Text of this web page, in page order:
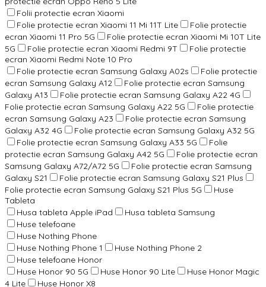
Folii protectie ecran Xiaomi
Folie protectie ecran Xiaomi 11 Mi 11T Lite
Folie protectie
ecran Xiaomi 11 Pro 5G
Folie protectie ecran Xiaomi Mi 10T Lite
5G
Folie protectie ecran Xiaomi Redmi 9T
Folie protectie
ecran Xiaomi Redmi Note 10 Pro
Folie protectie ecran Samsung Galaxy A02s
Folie protectie
ecran Samsung Galaxy A12
Folie protectie ecran Samsung
Galaxy A13
Folie protectie ecran Samsung Galaxy A22 4G
Folie protectie ecran Samsung Galaxy A22 5G
Folie protectie
ecran Samsung Galaxy A23
Folie protectie ecran Samsung
Galaxy A32 4G
Folie protectie ecran Samsung Galaxy A32 5G
Folie protectie ecran Samsung Galaxy A33 5G
Folie
protectie ecran Samsung Galaxy A42 5G
Folie protectie ecran
Samsung Galaxy A72/A72 5G
Folie protectie ecran Samsung
Galaxy S21
Folie protectie ecran Samsung Galaxy S21 Plus
Folie protectie ecran Samsung Galaxy S21 Plus 5G
Huse
Tableta
Husa tableta Apple iPad
Husa tableta Samsung
Huse telefoane
Huse Nothing Phone
Huse Nothing Phone 1
Huse Nothing Phone 2
Huse telefoane Honor
Huse Honor 90 5G
Huse Honor 90 Lite
Huse Honor Magic
4 Lite
Huse Honor X8